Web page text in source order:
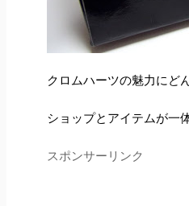
クロムハーツの魅力にど
ショップとアイテムが一
スポンサーリンク